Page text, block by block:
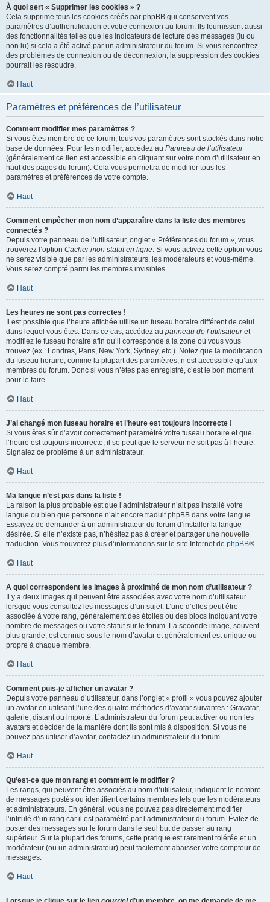
À quoi sert « Supprimer les cookies » ?
Cela supprime tous les cookies créés par phpBB qui conservent vos
paramètres d’authentification et votre connexion au forum. Ils fournissent aussi
des fonctionnalités telles que les indicateurs de lecture des messages (lu ou
non lu) si cela a été activé par un administrateur du forum. Si vous rencontrez
des problèmes de connexion ou de déconnexion, la suppression des cookies
pourrait les résoudre.
Haut
Paramètres et préférences de l’utilisateur
Comment modifier mes paramètres ?
Si vous êtes membre de ce forum, tous vos paramètres sont stockés dans notre
base de données. Pour les modifier, accédez au Panneau de l’utilisateur
(généralement ce lien est accessible en cliquant sur votre nom d’utilisateur en
haut des pages du forum). Cela vous permettra de modifier tous les
paramètres et préférences de votre compte.
Haut
Comment empêcher mon nom d’apparaître dans la liste des membres
connectés ?
Depuis votre panneau de l’utilisateur, onglet « Préférences du forum », vous
trouverez l’option Cacher mon statut en ligne. Si vous activez cette option vous
ne serez visible que par les administrateurs, les modérateurs et vous-même.
Vous serez compté parmi les membres invisibles.
Haut
Les heures ne sont pas correctes !
Il est possible que l’heure affichée utilise un fuseau horaire différent de celui
dans lequel vous êtes. Dans ce cas, accédez au panneau de l’utilisateuret
modifiez le fuseau horaire afin qu’il corresponde à la zone où vous vous
trouvez (ex : Londres, Paris, New York, Sydney, etc.). Notez que la modification
du fuseau horaire, comme la plupart des paramètres, n’est accessible qu’aux
membres du forum. Donc si vous n’êtes pas enregistré, c’est le bon moment
pour le faire.
Haut
J’ai changé mon fuseau horaire et l’heure est toujours incorrecte !
Si vous êtes sûr d’avoir correctement paramétré votre fuseau horaire et que
l’heure est toujours incorrecte, il se peut que le serveur ne soit pas à l’heure.
Signalez ce problème à un administrateur.
Haut
Ma langue n’est pas dans la liste !
La raison la plus probable est que l’administrateur n’ait pas installé votre
langue ou bien que personne n’ait encore traduit phpBB dans votre langue.
Essayez de demander à un administrateur du forum d’installer la langue
désirée. Si elle n’existe pas, n’hésitez pas à créer et partager une nouvelle
traduction. Vous trouverez plus d’informations sur le site Internet de phpBB®.
Haut
A quoi correspondent les images à proximité de mon nom d’utilisateur ?
Il y a deux images qui peuvent être associées avec votre nom d’utilisateur
lorsque vous consultez les messages d’un sujet. L’une d’elles peut être
associée à votre rang, généralement des étoiles ou des blocs indiquant votre
nombre de messages ou votre statut sur le forum. La seconde image, souvent
plus grande, est connue sous le nom d’avatar et généralement est unique ou
propre à chaque membre.
Haut
Comment puis-je afficher un avatar ?
Depuis votre panneau d’utilisateur, dans l’onglet « profil » vous pouvez ajouter
un avatar en utilisant l’une des quatre méthodes d’avatar suivantes : Gravatar,
galerie, distant ou importé. L’administrateur du forum peut activer ou non les
avatars et décider de la manière dont ils sont mis à disposition. Si vous ne
pouvez pas utiliser d’avatar, contactez un administrateur du forum.
Haut
Qu’est-ce que mon rang et comment le modifier ?
Les rangs, qui peuvent être associés au nom d’utilisateur, indiquent le nombre
de messages postés ou identifient certains membres tels que les modérateurs
et administrateurs. En général, vous ne pouvez pas directement modifier
l’intitulé d’un rang car il est paramétré par l’administrateur du forum. Évitez de
poster des messages sur le forum dans le seul but de passer au rang
supérieur. Sur la plupart des forums, cette pratique est rarement tolérée et un
modérateur (ou un administrateur) peut facilement abaisser votre compteur de
messages.
Haut